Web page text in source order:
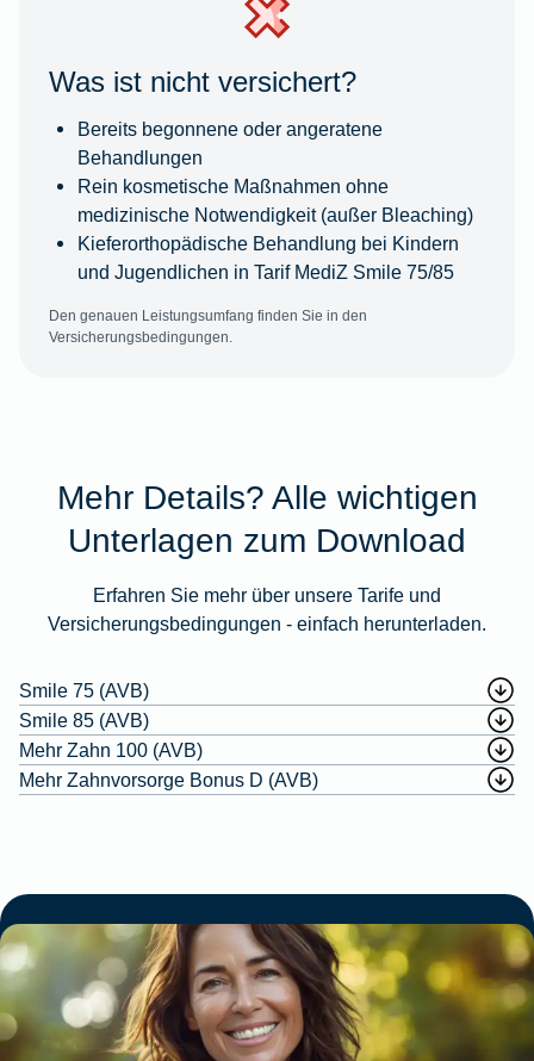
Was ist nicht versichert?
Bereits begonnene oder angeratene
Behandlungen
Rein kosmetische Maßnahmen ohne
medizinische Notwendigkeit (außer Bleaching)
Kieferorthopädische Behandlung bei Kindern
und Jugendlichen in Tarif MediZ Smile 75/85
Den genauen Leistungsumfang finden Sie in den
Versicherungsbedingungen.
Mehr Details? Alle wichtigen
Unterlagen zum Download
Erfahren Sie mehr über unsere Tarife und
Versicherungsbedingungen - einfach herunterladen.
Smile 75 (AVB)
Smile 85 (AVB)
Mehr Zahn 100 (AVB)
Mehr Zahnvorsorge Bonus D (AVB)